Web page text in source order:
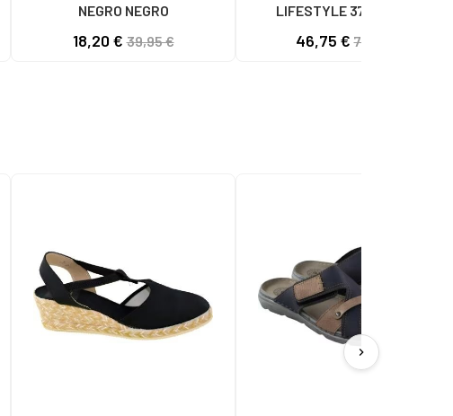
NEGRO NEGRO
18,20 €39,95 €
LIFESTYLE 373V2 CON
46,75 €70,00 €
chevron_right